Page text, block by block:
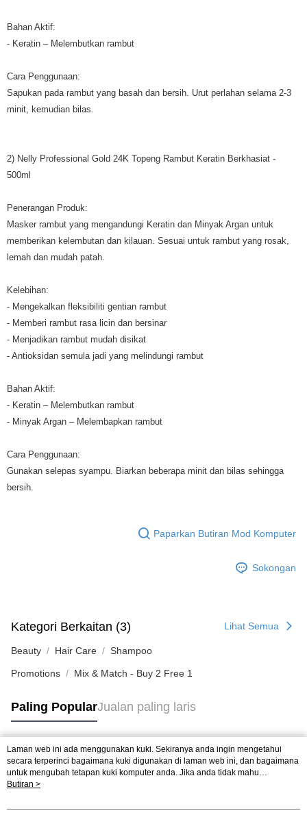
Bahan Aktif:
- Keratin – Melembutkan rambut
Cara Penggunaan:
Sapukan pada rambut yang basah dan bersih. Urut perlahan selama 2-3
minit, kemudian bilas.
2) Nelly Professional Gold 24K Topeng Rambut Keratin Berkhasiat -
500ml
Penerangan Produk:
Masker rambut yang mengandungi Keratin dan Minyak Argan untuk
memberikan kelembutan dan kilauan. Sesuai untuk rambut yang rosak,
lemah dan mudah patah.
Kelebihan:
- Mengekalkan fleksibiliti gentian rambut
- Memberi rambut rasa licin dan bersinar
- Menjadikan rambut mudah disikat
- Antioksidan semula jadi yang melindungi rambut
Bahan Aktif:
- Keratin – Melembutkan rambut
- Minyak Argan – Melembapkan rambut
Cara Penggunaan:
Gunakan selepas syampu. Biarkan beberapa minit dan bilas sehingga
bersih.
Paparkan Butiran Mod Komputer
Sokongan
Kategori Berkaitan (3) Lihat Semua
Beauty Hair Care Shampoo
Promotions Mix & Match - Buy 2 Free 1
Paling PopularJualan paling laris
Tag Popular
Jualan paling laris
Laman web ini ada menggunakan kuki. Sekiranya anda ingin mengetahui
secara terperinci bagaimana kuki digunakan di laman web ini, dan bagaimana
untuk mengubah tetapan kuki komputer anda. Jika anda tidak mahu
menggunakan kuki di komputer anda, sila rujuk penerangan mengenai kuki.
mengetahui secara terperinci bagaimana kuki digunakan di laman web ini,
Butiran >